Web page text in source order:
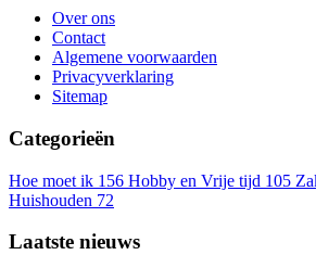
Over ons
Contact
Algemene voorwaarden
Privacyverklaring
Sitemap
Categorieën
Hoe moet ik 156 Hobby en Vrije tijd 105
Huishouden 72
Laatste nieuws